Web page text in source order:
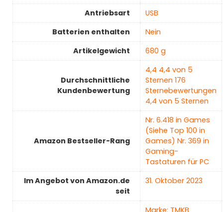
Antriebsart
USB
Batterien enthalten
‎Nein
Artikelgewicht
‎680 g
Durchschnittliche
Kundenbewertung
4,4 4,4 von 5
Sternen 176
Sternebewertungen
4,4 von 5 Sternen
Amazon Bestseller-Rang
Nr. 6.418 in Games
(Siehe Top 100 in
Games) Nr. 369 in
Gaming-
Tastaturen für PC
Im Angebot von Amazon.de
seit
31. Oktober 2023